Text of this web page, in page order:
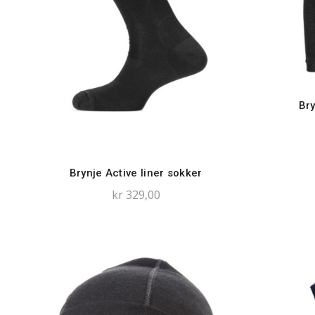
Brynje Active liner sokker
kr329,00